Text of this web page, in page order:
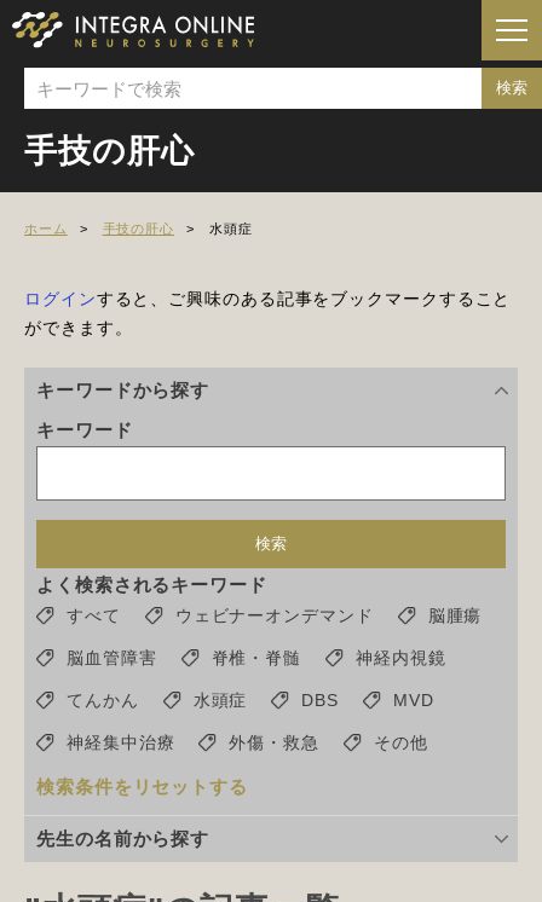
手技の肝心
ホーム 手技の肝心 水頭症
ログインすると、ご興味のある記事をブックマークすること
ができます。
キーワードから探す
キーワード
検索
よく検索されるキーワード
すべて ウェビナーオンデマンド 脳腫瘍
脳血管障害 脊椎・脊髄 神経内視鏡
てんかん 水頭症 DBS MVD
神経集中治療 外傷・救急 その他
検索条件をリセットする
先生の名前から探す